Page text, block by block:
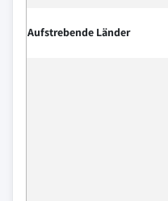
Aufstrebende Länder